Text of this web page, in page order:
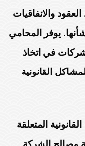
والاتفاقيات
يوفر المحامي
في اتخاذ
القانونية
المتعلقة
مصالح الشركة